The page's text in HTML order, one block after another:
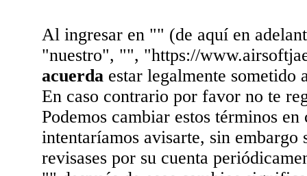
Al ingresar en "" (de aquí en
"nuestro", "", "https://
acuerdaestar legalmente sometido
En caso contrario por favor no te
Podemos cambiar estos términos
intentaríamos avisarte, sin embargo
revisases por su cuenta